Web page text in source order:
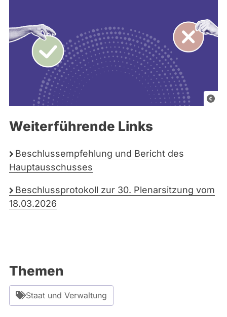
G
l
Weiterführende Links
Beschlussempfehlung und Bericht des
Hauptausschusses
Beschlussprotokoll zur 30. Plenarsitzung vom
18.03.2026
Themen
Staat und Verwaltung